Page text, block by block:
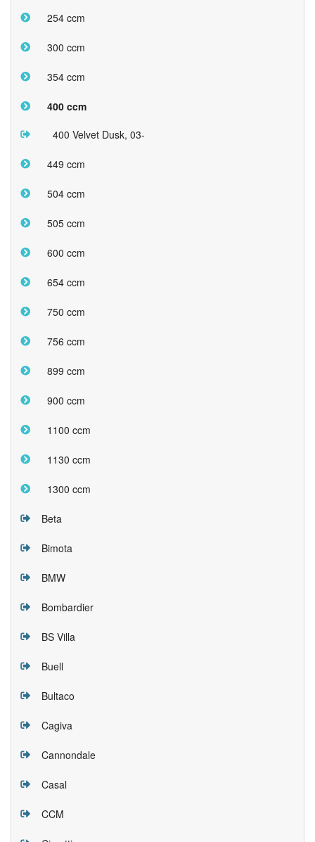
254 ccm
300 ccm
354 ccm
400 ccm
400 Velvet Dusk, 03-
449 ccm
504 ccm
505 ccm
600 ccm
654 ccm
750 ccm
756 ccm
899 ccm
900 ccm
1100 ccm
1130 ccm
1300 ccm
Beta
Bimota
BMW
Bombardier
BS Villa
Buell
Bultaco
Cagiva
Cannondale
Casal
CCM